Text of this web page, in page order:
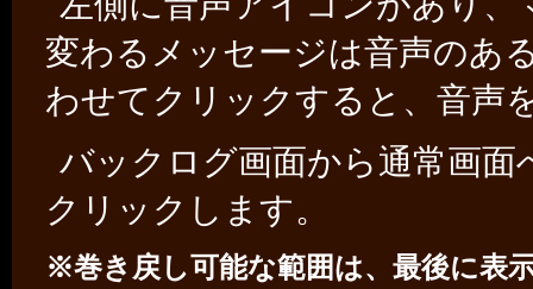
変わるメッセージは音声のあ
わせてクリックすると、音声
バックログ画面から通常画
クリックします。
※巻き戻し可能な範囲は、最後に表